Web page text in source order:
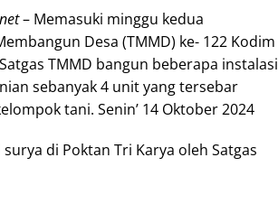
– Memasuki minggu kedua
Desa (TMMD) ke- 122 Kodim
TMMD bangun beberapa instalasi
sebanyak 4 unit yang tersebar
tani. Senin’ 14 Oktober 2024